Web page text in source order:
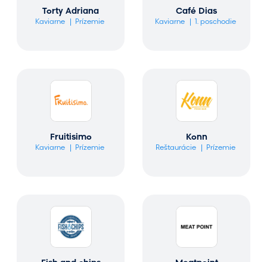
Torty Adriana
Kaviarne Prízemie
Café Dias
Kaviarne 1. poschodie
Fruitisimo
Kaviarne Prízemie
Konn
Reštaurácie Prízemie